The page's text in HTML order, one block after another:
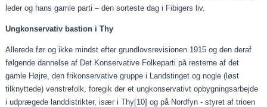
leder og hans gamle parti – den sorteste dag i Fibigers liv.
Ungkonservativ bastion i Thy
Allerede før og ikke mindst efter grundlovsrevisionen 1915 og den deraf
følgende dannelse af Det Konservative Folkeparti på resterne af det
gamle Højre, den frikonservative gruppe i Landstinget og nogle (løst
tilknyttede) venstrefolk, foregik der et ungkonservativt opbygningsarbejde
i udprægede landdistrikter, især i Thy[10] og på Nordfyn - styret af trioen